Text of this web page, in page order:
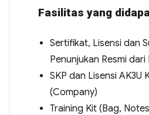
Fasilitas yang
Sertifikat, Lisensi dan
Penunjukan Resmi dari
SKP dan Lisensi AK3U
(Company)
Training Kit (Bag,